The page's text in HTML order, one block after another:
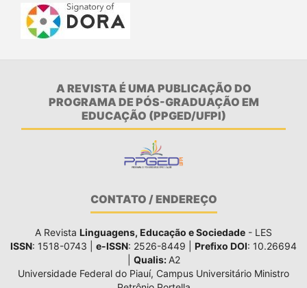
A REVISTA É UMA PUBLICAÇÃO DO
PROGRAMA DE PÓS-GRADUAÇÃO EM
EDUCAÇÃO (PPGED/UFPI)
CONTATO / ENDEREÇO
A Revista Linguagens, Educação e Sociedade - LES
ISSN: 1518-0743 | e-ISSN: 2526-8449 | Prefixo DOI: 10.26694
Qualis: A2
Universidade Federal do Piauí, Campus Universitário Ministro